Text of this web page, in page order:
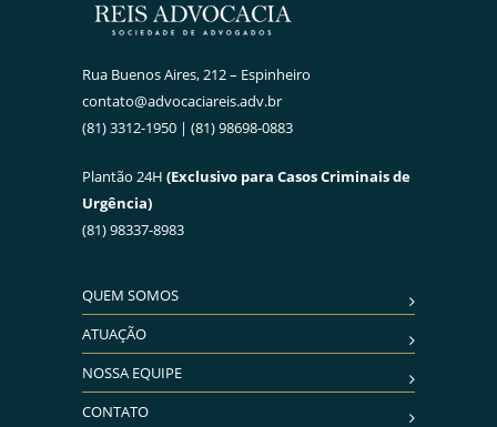
Rua Buenos Aires, 212 – Espinheiro
contato@advocaciareis.adv.br
(81) 3312-1950 | (81) 98698-0883
Plantão 24H (Exclusivo para Casos Criminais de
Urgência)
(81) 98337-8983
QUEM SOMOS
ATUAÇÃO
NOSSA EQUIPE
CONTATO